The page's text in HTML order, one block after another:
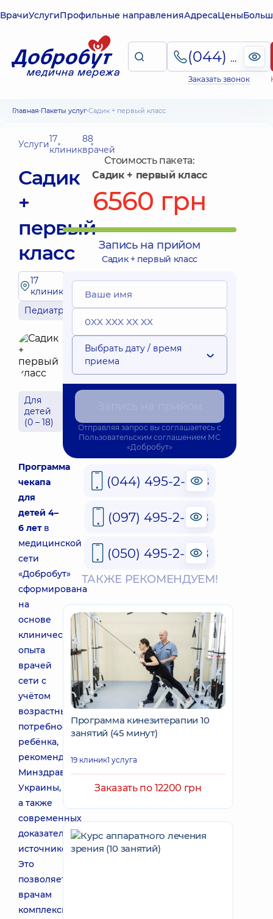
ВрачиУслугиПрофильные направленияАдресаЦены
(044) 495-2-888
Заказать звонок
Главная Пакеты услуг Садик + первый класс
Услуги17
клиник
88
врачей
Садик
+
первый
класс
17
клиник
Педиатрия
Для
детей
(0 – 18)
Программа
чекапа
для
детей 4–
6 лет в
медицинской
сети
«Добробут»
сформирована
на
основе
клинического
опыта
врачей
сети с
учётом
возрастных
потребностей
ребёнка,
рекомендаций
Минздрава
Украины,
а также
современных
доказательных
источников.
Это
позволяет
врачам
комплексно
Стоимость пакета:
Садик + первый класс
6560 грн
Запись на прийом
Садик + первый класс
Выбрать дату / время
приема
Отправляя запрос вы соглашаетесь с
Пользовательским соглашением МС
«Добробут»
(044) 495-2-888
(097) 495-2-888
(050) 495-2-888
ТАКЖЕ РЕКОМЕНДУЕМ!
Программа кинезитерапии 10
занятий (45 минут)
19 клиник1 услуга
Заказать по 12200 грн